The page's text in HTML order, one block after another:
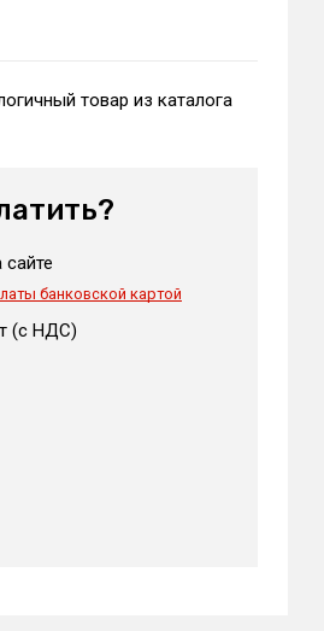
товар из каталога
банковской картой
(c НДС)